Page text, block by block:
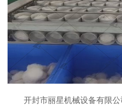
开封市丽星机械设备有限